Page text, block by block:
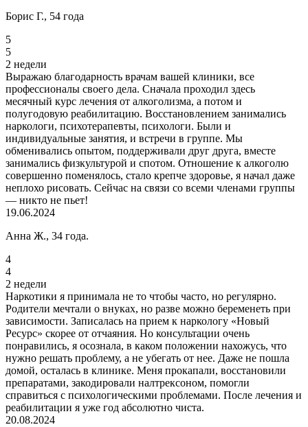
Борис Г., 54 года
5
5
2 недели
Выражаю благодарность врачам вашей клиники, все
профессионалы своего дела. Сначала проходил здесь
месячный курс лечения от алкоголизма, а потом и
полугодовую реабилитацию. Восстановлением занимались
наркологи, психотерапевты, психологи. Были и
индивидуальные занятия, и встречи в группе. Мы
обменивались опытом, поддерживали друг друга, вместе
занимались физкультурой и спотом. Отношение к алкоголю
совершенно поменялось, стало крепче здоровье, я начал даже
неплохо рисовать. Сейчас на связи со всеми членами группы
— никто не пьет!
19.06.2024
Анна Ж., 34 года.
4
4
2 недели
Наркотики я принимала не то чтобы часто, но регулярно.
Родители мечтали о внуках, но разве можно беременеть при
зависимости. Записалась на прием к наркологу «Новый
Ресурс» скорее от отчаяния. Но консультации очень
понравились, я осознала, в каком положении нахожусь, что
нужно решать проблему, а не убегать от нее. Даже не пошла
домой, осталась в клинике. Меня прокапали, восстановили
препаратами, закодировали налтрексоном, помогли
справиться с психологическими проблемами. После лечения и
реабилитации я уже год абсолютно чиста.
20.08.2024